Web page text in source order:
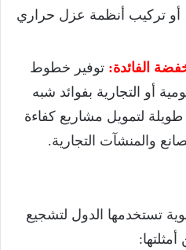
أو تركيب أنظمة عزل حراري
الفائدة: توفير خطوط
أو التجارية بفوائد شبه
لتمويل مشاريع كفاءة
والمنشآت التجارية.
تستخدمها الدول لتشجيع